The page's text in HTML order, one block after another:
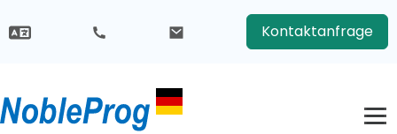
Kontaktanfrage